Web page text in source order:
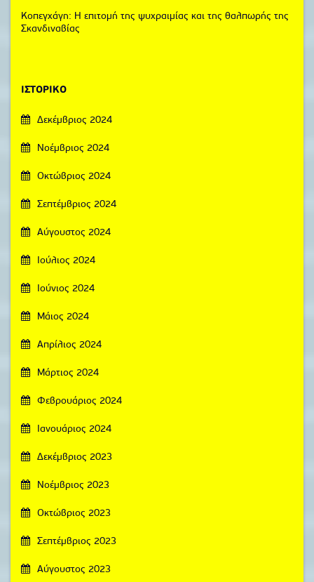
Κοπεγχάγη: Η επιτομή της ψυχραιμίας και της θαλπωρής της
Σκανδιναβίας
ΙΣΤΟΡΙΚΌ
Δεκέμβριος 2024
Νοέμβριος 2024
Οκτώβριος 2024
Σεπτέμβριος 2024
Αύγουστος 2024
Ιούλιος 2024
Ιούνιος 2024
Μάιος 2024
Απρίλιος 2024
Μάρτιος 2024
Φεβρουάριος 2024
Ιανουάριος 2024
Δεκέμβριος 2023
Νοέμβριος 2023
Οκτώβριος 2023
Σεπτέμβριος 2023
Αύγουστος 2023